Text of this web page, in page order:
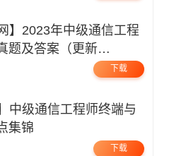
题及答案（更新
下载
集锦
下载